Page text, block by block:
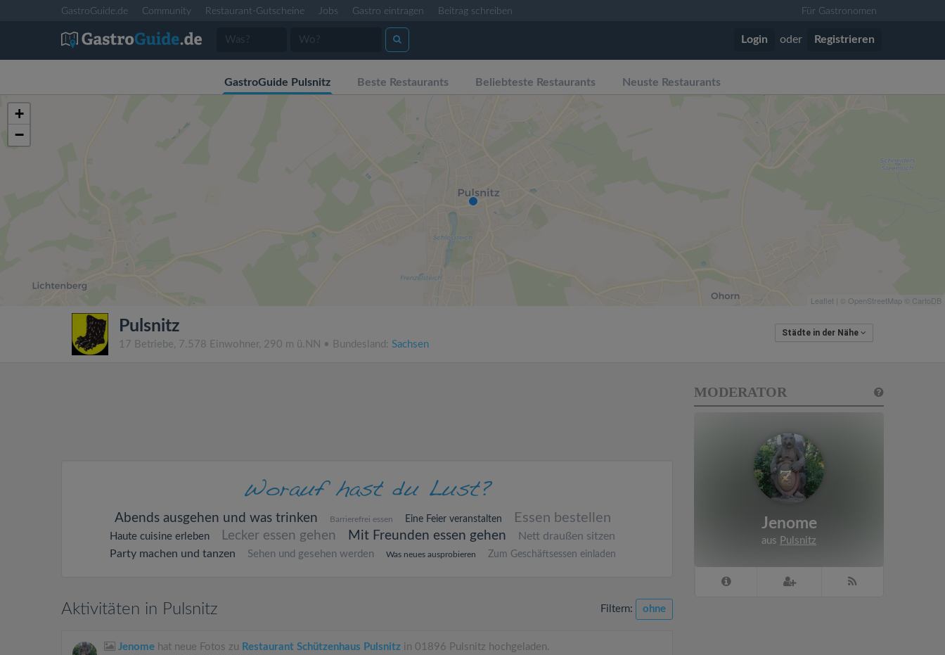
GastroGuide.de Community Restaurant-Gutscheine Jobs Gastro eintragen Beitrag schreiben Für Gastronomen
Login oder Registrieren
GastroGuide Pulsnitz Beste Restaurants Beliebteste Restaurants Neuste Restaurants
+
−
Leaflet | © OpenStreetMap © CartoDB
Pulsnitz
17 Betriebe, 7.578 Einwohner, 290 m ü.NN • Bundesland: Sachsen
Städte in der Nähe
Abends ausgehen und was trinken Barrierefrei essen Eine Feier veranstalten Essen bestellen
Haute cuisine erleben Lecker essen gehen Mit Freunden essen gehen
Nett draußen sitzen
Party machen und tanzen
Sehen und gesehen werden Was neues ausprobieren Zum Geschäftsessen einladen
Aktivitäten in Pulsnitz Filtern: ohne
Jenome hat neue Fotos zu Restaurant Schützenhaus Pulsnitz in 01896 Pulsnitz hochgeladen.
MODERATOR
Jenome
aus Pulsnitz